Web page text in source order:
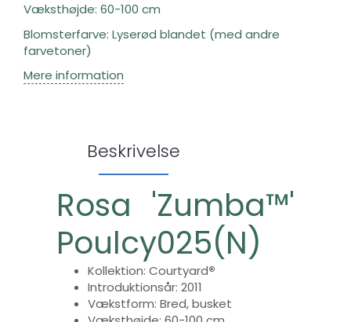
Væksthøjde: 60-100 cm
Blomsterfarve: Lyserød blandet (med andre
farvetoner)
Mere information
Beskrivelse
Rosa 'Zumba™'
Poulcy025(N)
Kollektion: Courtyard®
Introduktionsår: 2011
Vækstform: Bred, busket